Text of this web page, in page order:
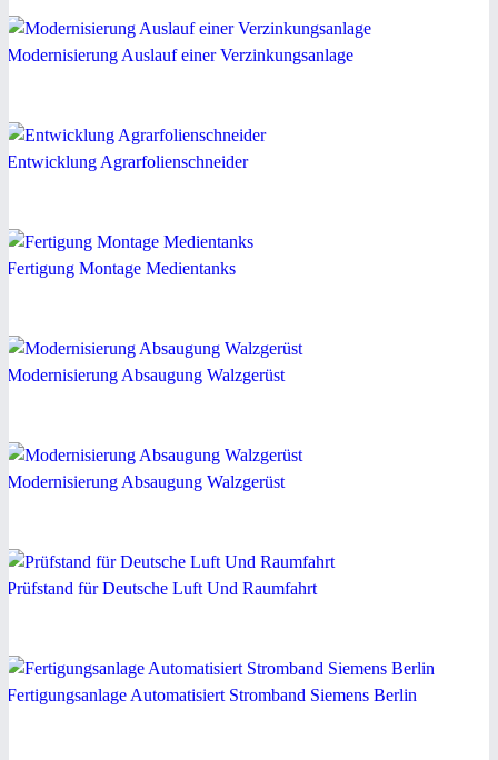
Modernisierung Auslauf einer Verzinkungsanlage
Entwicklung Agrarfolienschneider
Fertigung Montage Medientanks
Modernisierung Absaugung Walzgerüst
Modernisierung Absaugung Walzgerüst
Prüfstand für Deutsche Luft Und Raumfahrt
Fertigungsanlage Automatisiert Stromband Siemens Berlin